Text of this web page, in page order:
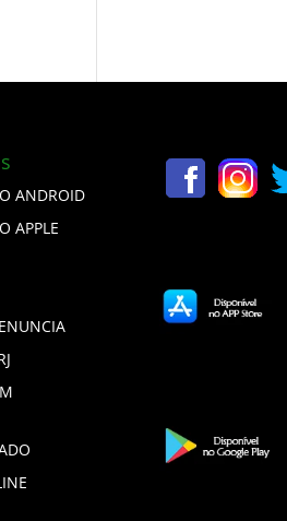
ANDROID
APPLE